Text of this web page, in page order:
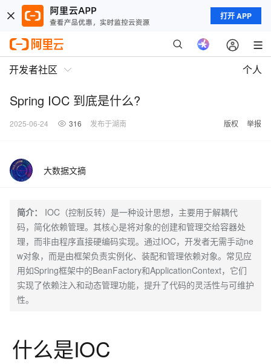
打开 APP
开发者社区 个人
Spring IOC 到底是什么?
2025-06-24 316 发布于湖南 版权 举报
大数据文摘
简介：
IOC（控制反转）是一种设计思想，主要用于解耦代
码，简化依赖管理。其核心是将对象的创建和管理交给容器处
理，而非由程序直接硬编码实现。通过IOC，开发者无需手动ne
w对象，而是由框架负责实例化、装配和管理依赖对象。常见应
用如Spring框架中的BeanFactory和ApplicationContext，它们
实现了依赖注入和动态管理功能，提升了代码的灵活性与可维护
性。
什么是IOC